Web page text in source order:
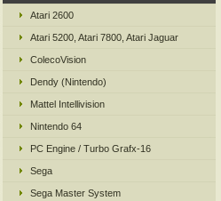
Atari 2600
Atari 5200, Atari 7800, Atari Jaguar
ColecoVision
Dendy (Nintendo)
Mattel Intellivision
Nintendo 64
PC Engine / Turbo Grafx-16
Sega
Sega Master System